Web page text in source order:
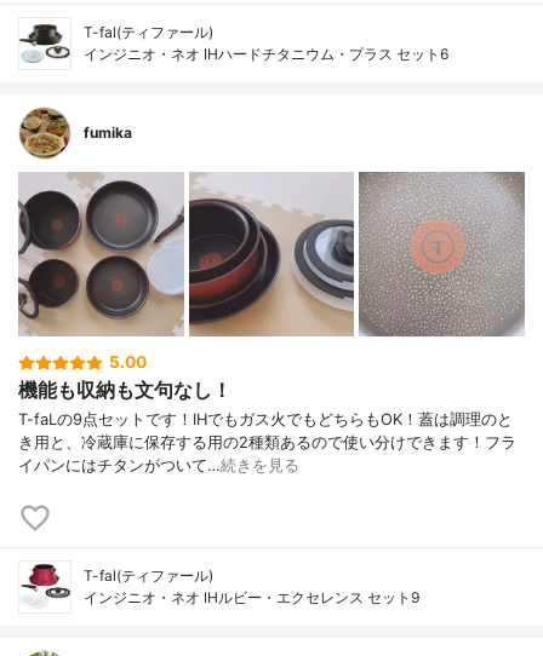
T-fal(ティファール)
インジニオ・ネオ IHハードチタニウム・プラス セット6
fumika
5.00
機能も収納も文句なし！
T-faLの9点セットです！IHでもガス火でもどちらもOK！蓋は調理のと
き用と、冷蔵庫に保存する用の2種類あるので使い分けできます！フラ
イパンにはチタンがついて…続きを見る
T-fal(ティファール)
インジニオ・ネオ IHルビー・エクセレンス セット9